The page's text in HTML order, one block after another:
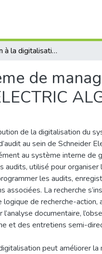
Contribution à la digitalisation du système de management et du processus d’audit : Cas : SCHNEIDER ELECTRIC ALGERIE
de
de la digitalisation du
au sein de Schneider
au système interne de
audits, utilisé pour organiser
les audits,
La recherche
de recherche-action,
documentaire,
et des entretiens semi-
peut améliorer la